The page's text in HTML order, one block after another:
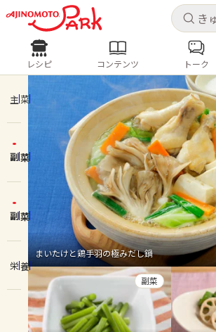
ログインするとレシピを保存でき
ログイン 新
ホーム
コンテンツ
レシピ
トーク
よくあるお問い合わせ
レシピ コ
人気の食材・レシピ
きゅうり なす トマト
とう
ピーマン
みょうが ゴーヤ
レシピ コンテンツ トーク
主菜
副菜
副菜
栄養
まいたけと鶏手羽の極みだし鍋
副菜